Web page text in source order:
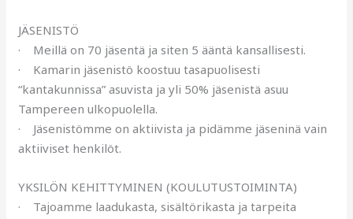
JÄSENISTÖ
· Meillä on 70 jäsentä ja siten 5 ääntä kansallisesti.
· Kamarin jäsenistö koostuu tasapuolisesti
“kantakunnissa” asuvista ja yli 50% jäsenistä asuu
Tampereen ulkopuolella.
· Jäsenistömme on aktiivista ja pidämme jäseninä vain
aktiiviset henkilöt.
YKSILÖN KEHITTYMINEN (KOULUTUSTOIMINTA)
· Tajoamme laadukasta, sisältörikasta ja tarpeita